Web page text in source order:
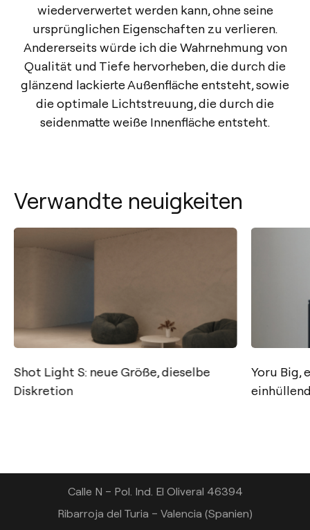
wiederverwertet werden kann, ohne seine
ursprünglichen Eigenschaften zu verlieren.
Andererseits würde ich die Wahrnehmung von
Qualität und Tiefe hervorheben, die durch die
glänzend lackierte Außenfläche entsteht, sowie
die optimale Lichtstreuung, die durch die
seidenmatte weiße Innenfläche entsteht.
Verwandte neuigkeiten
Shot Light S: neue Größe, dieselbe
Diskretion
Yoru Big,
Kontakt
Calle N – Pol. Ind. El Oliveral 46394
Ribarroja del Turia – Valencia (Spanien)